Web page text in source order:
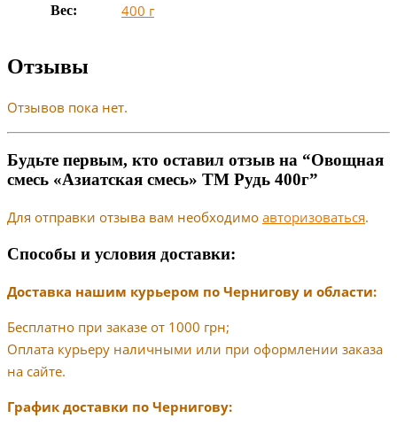
Вес: 400 г
Отзывы
Отзывов пока нет.
Будьте первым, кто оставил отзыв на “Овощная
смесь «Азиатская смесь» ТМ Рудь 400г”
Для отправки отзыва вам необходимо авторизоваться.
Способы и условия доставки:
Доставка нашим курьером по Чернигову и области:
Бесплатно при заказе от 1000 грн;
Оплата курьеру наличными или при оформлении заказа
на сайте.
График доставки по Чернигову: